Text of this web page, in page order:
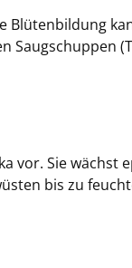
Saugschuppen
Sie wächst
bis zu